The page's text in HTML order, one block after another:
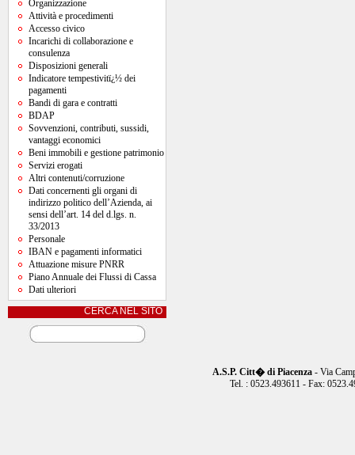
Organizzazione
Attività e procedimenti
Accesso civico
Incarichi di collaborazione e
consulenza
Disposizioni generali
Indicatore tempestivitï¿½ dei
pagamenti
Bandi di gara e contratti
BDAP
Sovvenzioni, contributi, sussidi,
vantaggi economici
Beni immobili e gestione patrimonio
Servizi erogati
Altri contenuti/corruzione
Dati concernenti gli organi di
indirizzo politico dell’Azienda, ai
sensi dell’art. 14 del d.lgs. n.
33/2013
Personale
IBAN e pagamenti informatici
Attuazione misure PNRR
Piano Annuale dei Flussi di Cassa
Dati ulteriori
CERCA NEL SITO
A.S.P. Citt� di Piacenza - Via
Tel. : 0523.493611 - Fax: